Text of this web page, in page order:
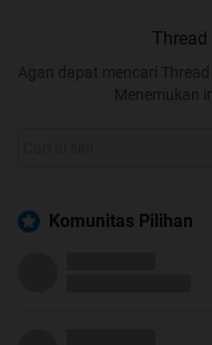
Agan dapat mencari
Menemukan
Komunitas Pilihan